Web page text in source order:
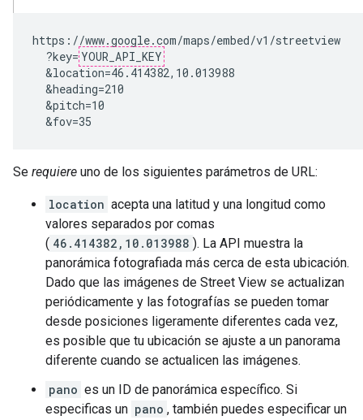
https://www.google.com/maps/embed/v1/streetview
  ?key=
YOUR_API_KEY
  &location=46.414382,10.013988
  &heading=210
  &pitch=10
  &fov=35
Se requiere uno de los siguientes parámetros de URL:
location acepta una latitud y una longitud como
valores separados por comas
( 46.414382,10.013988 ). La API muestra la
panorámica fotografiada más cerca de esta ubicación.
Dado que las imágenes de Street View se actualizan
periódicamente y las fotografías se pueden tomar
desde posiciones ligeramente diferentes cada vez,
es posible que tu ubicación se ajuste a un panorama
diferente cuando se actualicen las imágenes.
pano es un ID de panorámica específico. Si
especificas un pano , también puedes especificar un